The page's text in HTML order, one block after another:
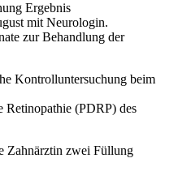
Ergebnis
mit Neurologin.
zur Behandlung der
Kontrolluntersuchung beim
Retinopathie (PDRP) des
Zahnärztin zwei Füllung